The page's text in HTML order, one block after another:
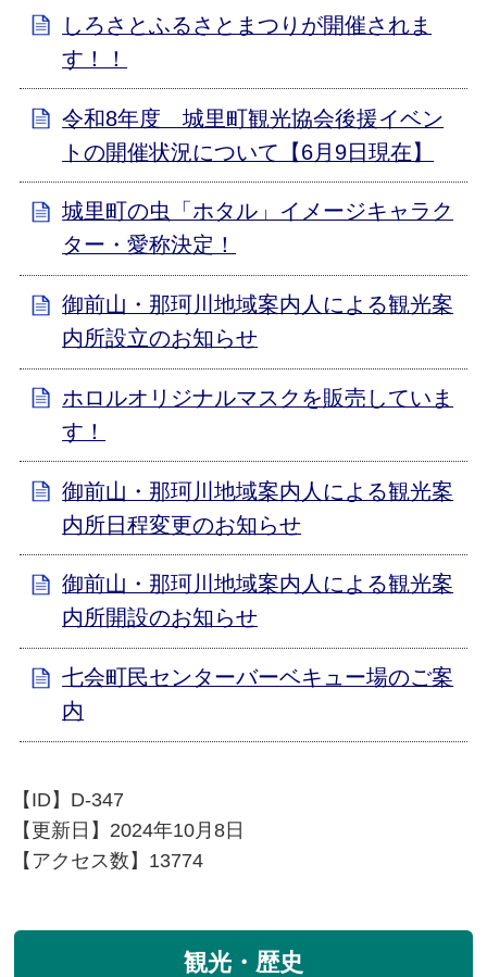
しろさとふるさとまつりが開催されま
す！！
令和8年度 城里町観光協会後援イベン
トの開催状況について【6月9日現在】
城里町の虫「ホタル」イメージキャラク
ター・愛称決定！
御前山・那珂川地域案内人による観光案
内所設立のお知らせ
ホロルオリジナルマスクを販売していま
す！
御前山・那珂川地域案内人による観光案
内所日程変更のお知らせ
御前山・那珂川地域案内人による観光案
内所開設のお知らせ
七会町民センターバーベキュー場のご案
内
【ID】 D-347
【更新日】 2024年10月8日
【アクセス数】 13774
観光・歴史